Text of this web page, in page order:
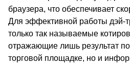
браузера, что обеспечивает
Для эффективной работы дэй-
только так называемые
отражающие лишь результат
торговой площадке, но и